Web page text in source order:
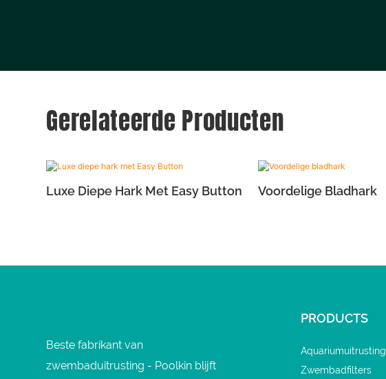
Gerelateerde Producten
Luxe Diepe Hark Met Easy Button
Voordelige Bladhark
Beste fabrikant van
zwembaduitrusting - Poolkin blijft
PRODUCTS
Aquariumuitrusting
Zwembadfilters